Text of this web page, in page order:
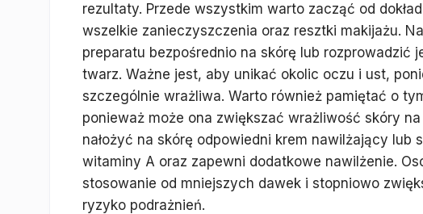
rezultaty. Przede wszystkim warto zacząć od
wszelkie zanieczyszczenia oraz resztki makijażu.
preparatu bezpośrednio na skórę lub rozprowadzić
twarz. Ważne jest, aby unikać okolic oczu i ust,
szczególnie wrażliwa. Warto również pamiętać o
ponieważ może ona zwiększać wrażliwość skóry
nałożyć na skórę odpowiedni krem nawilżający lub
witaminy A oraz zapewni dodatkowe nawilżenie.
stosowanie od mniejszych dawek i stopniowo
ryzyko podrażnień.